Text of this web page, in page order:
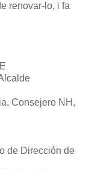
renovar-lo, i fa
Consejero NH,
de Dirección de